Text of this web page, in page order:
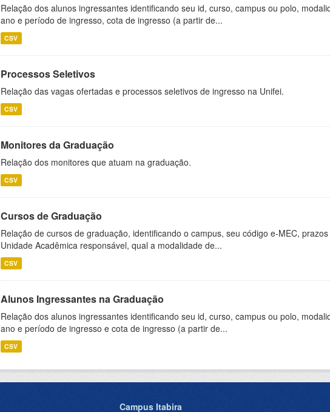
Relação dos alunos ingressantes identificando seu id, curso, campus ou polo,
ano e período de ingresso, cota de ingresso (a partir de...
CSV
Processos Seletivos
Relação das vagas ofertadas e processos seletivos de ingresso na Unifei.
CSV
Monitores da Graduação
Relação dos monitores que atuam na graduação.
CSV
Cursos de Graduação
Relação de cursos de graduação, identificando o campus, seu código e-MEC,
Unidade Acadêmica responsável, qual a modalidade de...
CSV
Alunos Ingressantes na Graduação
Relação dos alunos ingressantes identificando seu id, curso, campus ou polo,
ano e período de ingresso e cota de ingresso (a partir de...
CSV
Campus Itabira